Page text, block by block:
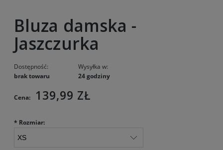
Bluza damska -
Jaszczurka
Dostępność:
brak towaru
Wysyłka w:
24 godziny
Cena: 139,99 ZŁ
* Rozmiar: